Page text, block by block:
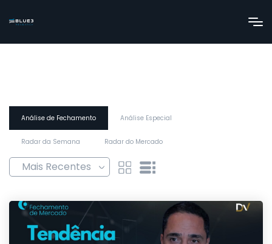
Análise de Fechamento Análise Especial
Radar da Semana Radar do Mercado